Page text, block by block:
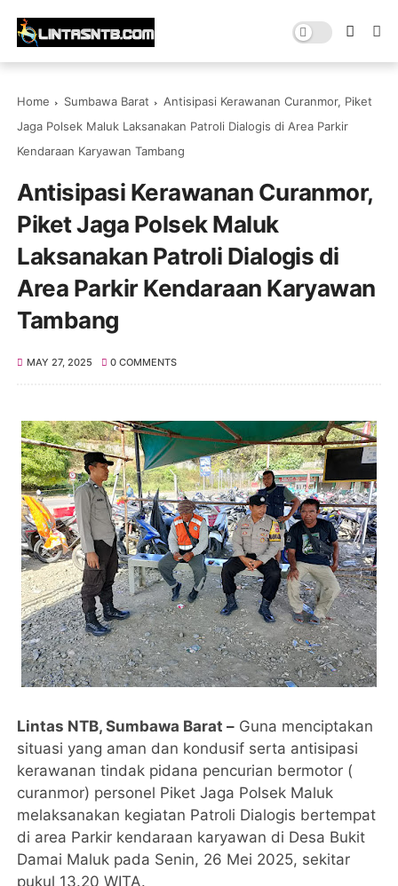
Home Sumbawa Barat
Antisipasi Kerawanan Curanmor, Piket
Jaga Polsek Maluk Laksanakan Patroli Dialogis di Area Parkir
Kendaraan Karyawan Tambang
Antisipasi Kerawanan Curanmor,
Piket Jaga Polsek Maluk
Laksanakan Patroli Dialogis di
Area Parkir Kendaraan Karyawan
Tambang
MAY 27, 2025 0 COMMENTS
Lintas NTB, Sumbawa Barat – Guna menciptakan
situasi yang aman dan kondusif serta antisipasi
kerawanan tindak pidana pencurian bermotor (
curanmor) personel Piket Jaga Polsek Maluk
melaksanakan kegiatan Patroli Dialogis bertempat
di area Parkir kendaraan karyawan di Desa Bukit
Damai Maluk pada Senin, 26 Mei 2025, sekitar
pukul 13.20 WITA.